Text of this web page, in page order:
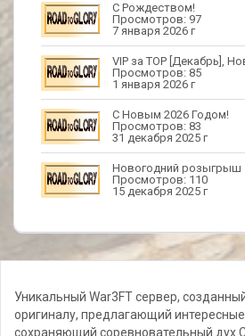
С Рождеством!
Просмотров: 97
7 января 2026 г
Просмотров: 85
1 января 2026 г
С Новым 2026 Годом!
Просмотров: 83
31 декабря 2025 г
Новогодний розыгрыш
Просмотров: 110
15 декабря 2025 г
Уникальный War3FT сервер,
оригиналу, предлагающий
сохраняющий соревновательный дух